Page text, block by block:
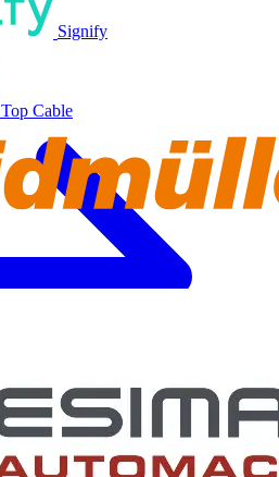
Signify
Top Cable